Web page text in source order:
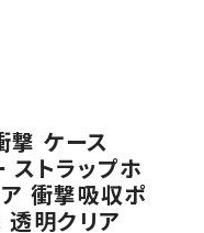
ケース
トラップホ
衝撃吸収ポ
明クリア